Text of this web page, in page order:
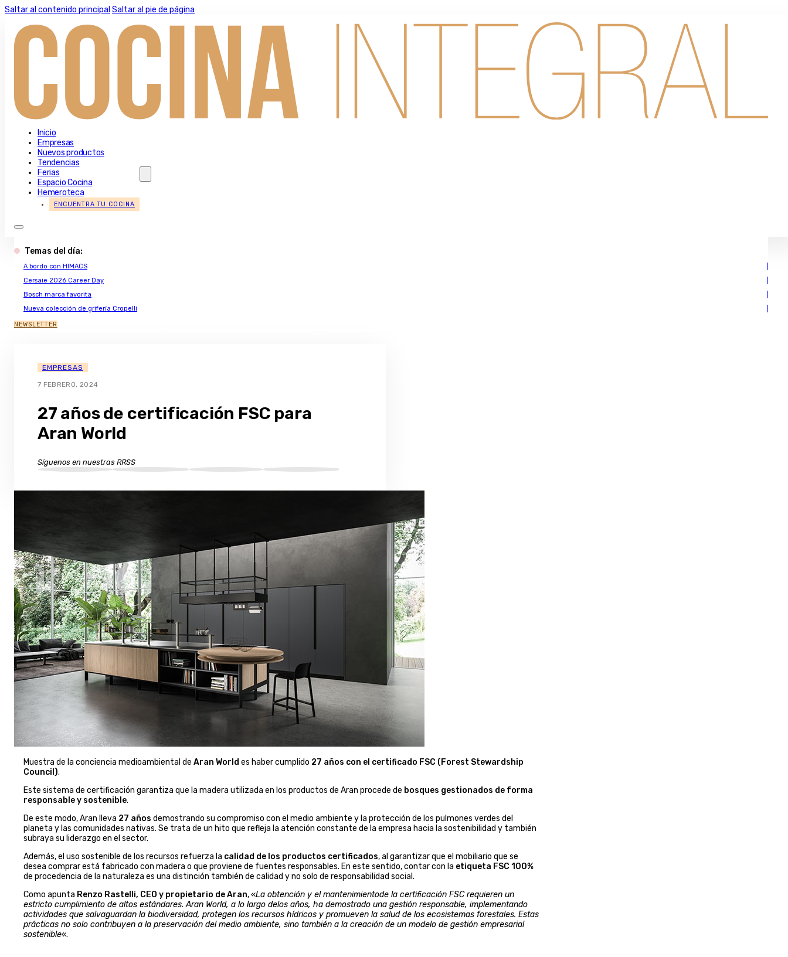
Saltar al contenido principal Saltar al pie de página
Inicio
Empresas
Nuevos productos
Tendencias
Ferias
Espacio Cocina
Hemeroteca
ENCUENTRA TU COCINA
Temas del día:
A bordo con HIMACS
Cersaie 2026 Career Day
Bosch marca favorita
Nueva colección de grifería Cropelli
NEWSLETTER
EMPRESAS
7 FEBRERO, 2024
27 años de certificación FSC para
Aran World
Síguenos en nuestras RRSS
Muestra de la conciencia medioambiental de Aran World es haber cumplido 27 años con el certificado FSC (Forest Stewardship
Council).
Este sistema de certificación garantiza que la madera utilizada en los productos de Aran procede de bosques gestionados de forma
responsable y sostenible.
De este modo, Aran lleva 27 años demostrando su compromiso con el medio ambiente y la protección de los pulmones verdes del
planeta y las comunidades nativas. Se trata de un hito que refleja la atención constante de la empresa hacia la sostenibilidad y también
subraya su liderazgo en el sector.
Además, el uso sostenible de los recursos refuerza la calidad de los productos certificados, al garantizar que el mobiliario que se
desea comprar está fabricado con madera o que proviene de fuentes responsables. En este sentido, contar con la etiqueta FSC 100%
de procedencia de la naturaleza es una distinción también de calidad y no solo de responsabilidad social.
Como apunta Renzo Rastelli, CEO y propietario de Aran, «La obtención y el mantenimientode la certificación FSC requieren un
estricto cumplimiento de altos estándares. Aran World, a lo largo delos años, ha demostrado una gestión responsable, implementando
actividades que salvaguardan la biodiversidad, protegen los recursos hídricos y promueven la salud de los ecosistemas forestales. Estas
prácticas no solo contribuyen a la preservación del medio ambiente, sino también a la creación de un modelo de gestión empresarial
sostenible«.